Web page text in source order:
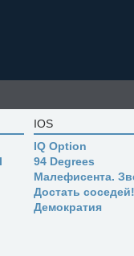
IOS
IQ Option
94 Degrees
Малефисента.
Достать соседей!
Демократия